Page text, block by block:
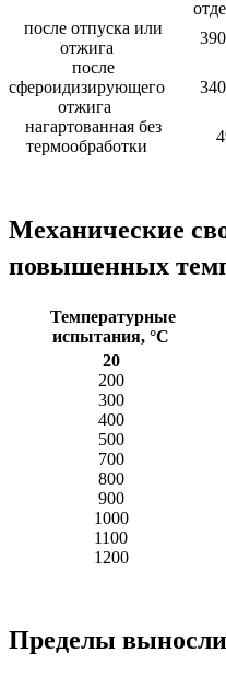
после отпуска или
отжига
после
сфероидизирующего
отжига
нагартованная без
термообработки
Механические
повышенных
Температурные
испытания, °С
20
200
300
400
500
700
800
900
1000
1100
1200
Пределы